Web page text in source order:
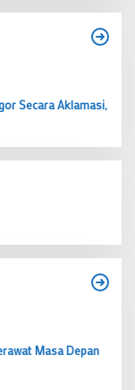
Secara Aklamasi,
Masa Depan